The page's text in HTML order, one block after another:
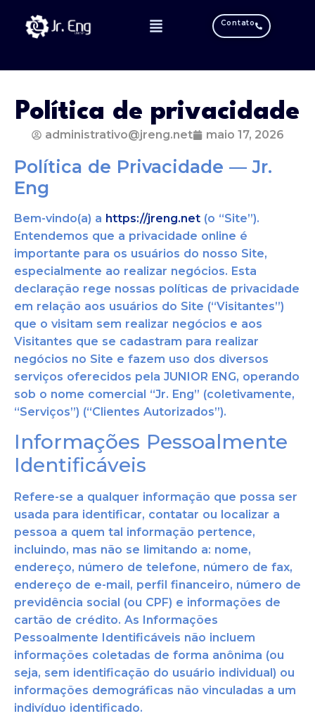
Contato
Política de privacidade
administrativo@jreng.net maio 17, 2026
Política de Privacidade — Jr.
Eng
Bem-vindo(a) a https://jreng.net (o “Site”).
Entendemos que a privacidade online é
importante para os usuários do nosso Site,
especialmente ao realizar negócios. Esta
declaração rege nossas políticas de privacidade
em relação aos usuários do Site (“Visitantes”)
que o visitam sem realizar negócios e aos
Visitantes que se cadastram para realizar
negócios no Site e fazem uso dos diversos
serviços oferecidos pela JUNIOR ENG, operando
sob o nome comercial “Jr. Eng” (coletivamente,
“Serviços”) (“Clientes Autorizados”).
Informações Pessoalmente
Identificáveis
Refere-se a qualquer informação que possa ser
usada para identificar, contatar ou localizar a
pessoa a quem tal informação pertence,
incluindo, mas não se limitando a: nome,
endereço, número de telefone, número de fax,
endereço de e-mail, perfil financeiro, número de
previdência social (ou CPF) e informações de
cartão de crédito. As Informações
Pessoalmente Identificáveis não incluem
informações coletadas de forma anônima (ou
seja, sem identificação do usuário individual) ou
informações demográficas não vinculadas a um
indivíduo identificado.